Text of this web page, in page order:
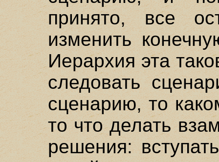
принято, все
изменить
Иерархия эта
следовать
сценарию, то
то что делать
решения: